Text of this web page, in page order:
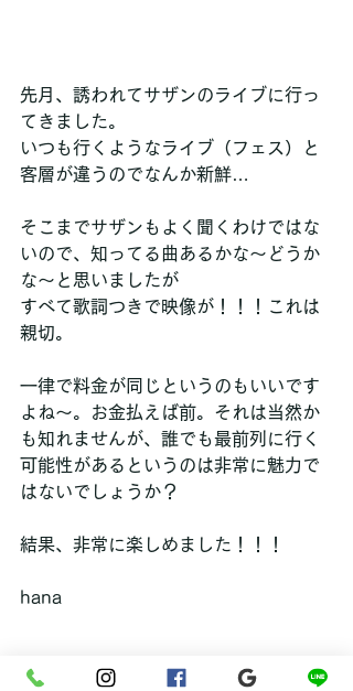
先月、誘われてサザンのライブに行っ
てきました。
いつも行くようなライブ（フェス）と
客層が違うのでなんか新鮮…
そこまでサザンもよく聞くわけではな
いので、知ってる曲あるかな～どうか
な～と思いましたが
すべて歌詞つきで映像が！！！これは
親切。
一律で料金が同じというのもいいです
よね～。お金払えば前。それは当然か
も知れませんが、誰でも最前列に行く
可能性があるというのは非常に魅力で
はないでしょうか？
結果、非常に楽しめました！！！
hana